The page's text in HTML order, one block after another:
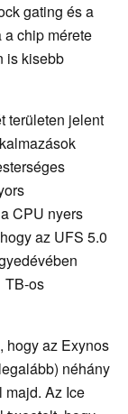
gating és a
chip mérete
is kisebb
területen jelent
CPU nyers
az UFS 5.0
TB-os
hogy az Exynos
néhány
majd. Az Ice